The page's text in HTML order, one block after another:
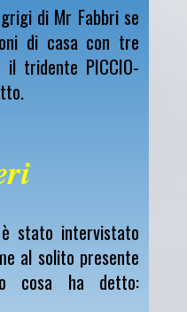
di Mr Fabbri se
di casa con tre
il tridente PICCIO-
stato intervistato
al solito presente
cosa ha detto: